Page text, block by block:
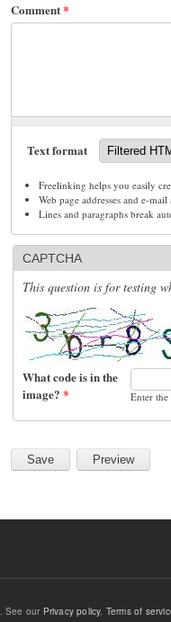
Comment*
Text format
Freelinking helps you easily
Web page addresses and e-
Lines and paragraphs break
CAPTCHA
This question is for testing
What code is in the
image? * Enter the
. See our Privacy policy, Terms of